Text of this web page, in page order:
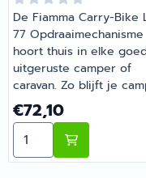
De Fiamma Carry-Bike
77 Opdraaimechanisme
hoort thuis in elke
uitgeruste camper of
caravan. Zo blijft je
of caravan goed
onderhouden en
Heb je vragen over de
juiste keuze? Barsema
Prijs: 72,10
€72,10
Aantal kiezen voor